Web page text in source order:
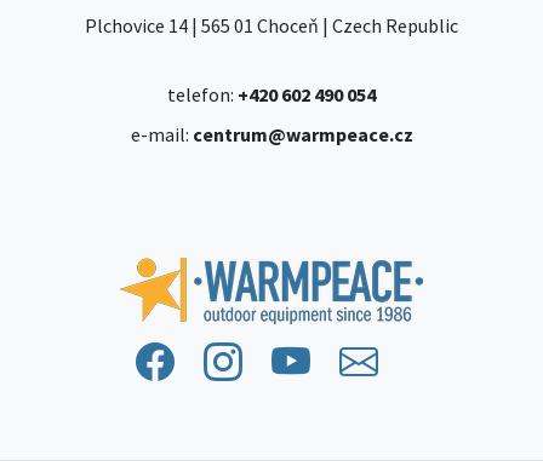
Plchovice 14 | 565 01 Choceň | Czech Republic
telefon: +420 602 490 054
e-mail: centrum@warmpeace.cz